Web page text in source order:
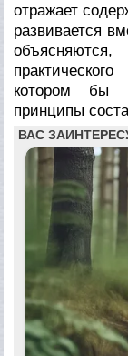
отражает
развивается
котором бы
принципы